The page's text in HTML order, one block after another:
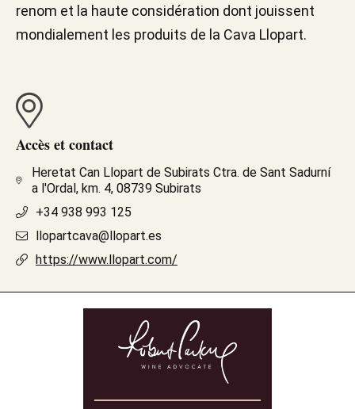
renom et la haute considération dont jouissent
mondialement les produits de la Cava Llopart.
Accès et contact
Heretat Can Llopart de Subirats Ctra. de Sant Sadurní
a l'Ordal, km. 4, 08739 Subirats
+34 938 993 125
llopartcava@llopart.es
https://www.llopart.com/